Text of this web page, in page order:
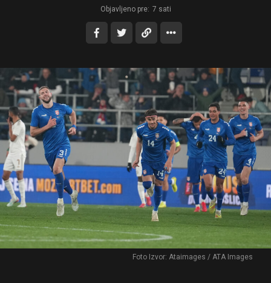
Objavljeno pre: 7 sati
Foto Izvor: Ataimages / ATA Images